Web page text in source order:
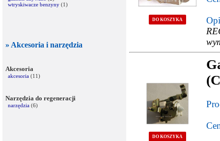
wtryskiwacze benzyny (1)
» Akcesoria i narzędzia
Akcesoria
akcesoria (11)
Narzędzia do regeneracji
narzędzia (6)
DO KOSZYKA
DO KOSZYKA